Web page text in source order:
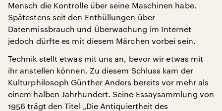
Mensch die Kontrolle über seine Maschinen habe.
Spätestens seit den Enthüllungen über
Datenmissbrauch und Überwachung im Internet
jedoch dürfte es mit diesem Märchen vorbei sein.
Technik stellt etwas mit uns an, bevor wir etwas mit
ihr anstellen können. Zu diesem Schluss kam der
Kulturphilosoph Günther Anders bereits vor mehr als
einem halben Jahrhundert. Seine Essaysammlung von
1956 trägt den Titel „Die Antiquiertheit des